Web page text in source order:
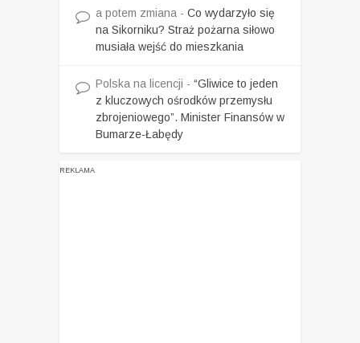
a potem zmiana - Co wydarzyło się
na Sikorniku? Straż pożarna siłowo
musiała wejść do mieszkania
Polska na licencji - “Gliwice to jeden
z kluczowych ośrodków przemysłu
zbrojeniowego”. Minister Finansów w
Bumarze-Łabędy
REKLAMA